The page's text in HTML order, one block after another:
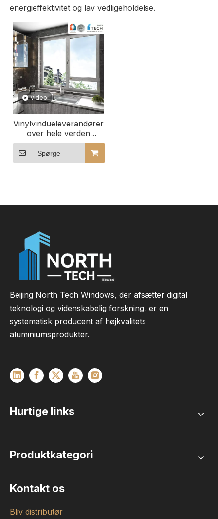
energieffektivitet og lav vedligeholdelse.
video
Vinylvindueleverandører
over hele verden
Globale PVC-
vindueproducenter
PVC-vinduesystemer til
Spørge
Beijing North Tech Windows, der afsætter digital
teknologi og videnskabelig forskning, er en
systematisk producent af højkvalitets
aluminiumsprodukter.
Hurtige links
Produktkategori
Kontakt os
Bliv distributør